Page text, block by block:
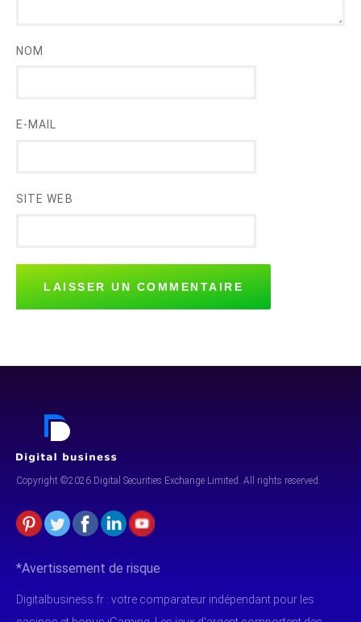
NOM
E-MAIL
SITE WEB
Copyright ©2026 Digital Securities Exchange Limited. All rights reserved.
*Avertissement de risque
Digitalbusiness.fr : votre comparateur indépendant pour les